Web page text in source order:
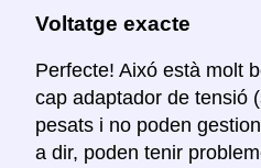
Voltatge exacte
Perfecte! Aixó està molt
cap adaptador de tensió
pesats i no poden
a dir, poden tenir